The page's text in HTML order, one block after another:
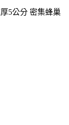
5公分 密集蜂巢